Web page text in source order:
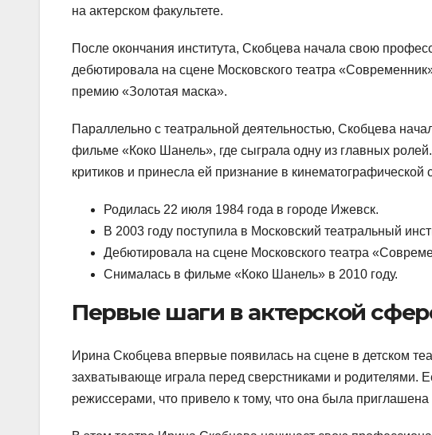
на актерском факультете.
После окончания института, Скобцева начала свою
дебютировала на сцене Московского театра
премию «Золотая маска».
Параллельно с театральной деятельностью, Скобцева
фильме «Коко Шанель», где сыграла одну из главных
критиков и принесла ей признание в кинематографической
Родилась 22 июля 1984 года в городе Ижевск.
В 2003 году поступила в Московский театральный
Дебютировала на сцене Московского театра
Снималась в фильме «Коко Шанель» в 2010 году.
Первые шаги в актерской
Ирина Скобцева впервые появилась на сцене в детском
захватывающе играла перед сверстниками и родителями.
режиссерами, что привело к тому, что она была